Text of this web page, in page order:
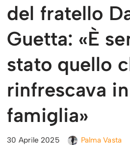
del fratello
Guetta: «È
stato quello
rinfrescava in
famiglia»
30 Aprile 2025 Palma Vasta